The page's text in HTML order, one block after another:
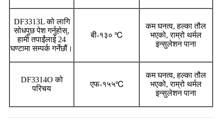
DF3313L को लागि
सोधपुछ पेश गर्नुहोस्,
हामी तपाईंलाई 24
घण्टामा सम्पर्क गर्नेछौं।
बी-१३० ℃
कम घनत्व, हल्का तौल
भएको, राम्रो थर्मल
इन्सुलेशन पाना
DF3314O को
परिचय
एफ-१५५℃
कम घनत्व, हल्का तौल
भएको, राम्रो थर्मल
इन्सुलेशन पाना